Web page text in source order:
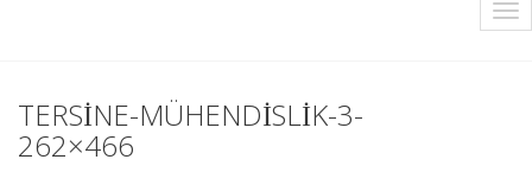
TERSİNE-MÜHENDİSLİK-3-
262×466